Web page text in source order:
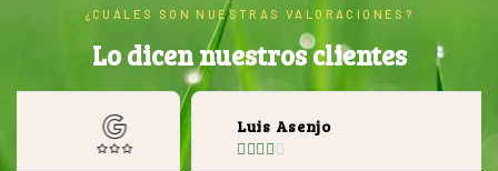
¿CUÁLES SON NUESTRAS VALORACIONES?
Lo dicen nuestros clientes
Luis Asenjo
